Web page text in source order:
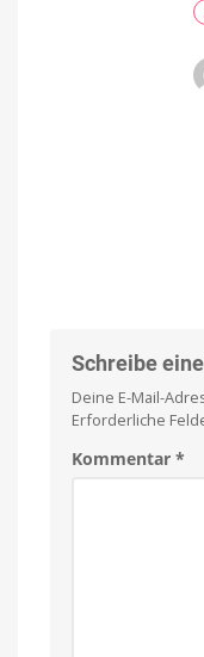
Schreibe
Deine E-Mail-
Erforderliche
Kommentar *